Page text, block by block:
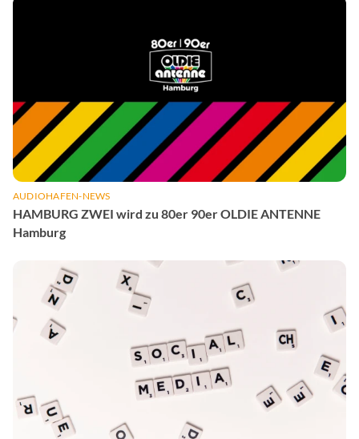
AUDIOHAFEN-NEWS
HAMBURG ZWEI wird zu 80er 90er OLDIE ANTENNE
Hamburg